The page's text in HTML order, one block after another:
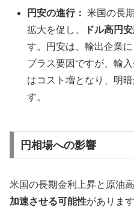
円安の進行： 米国の長
拡大を促し、
ドル高円
す。円安は、輸出企業
プラス要因ですが、輸
はコスト増となり、明
す。
円相場への影響
米国の長期金利上昇と原油高
加速させる可能性がありま